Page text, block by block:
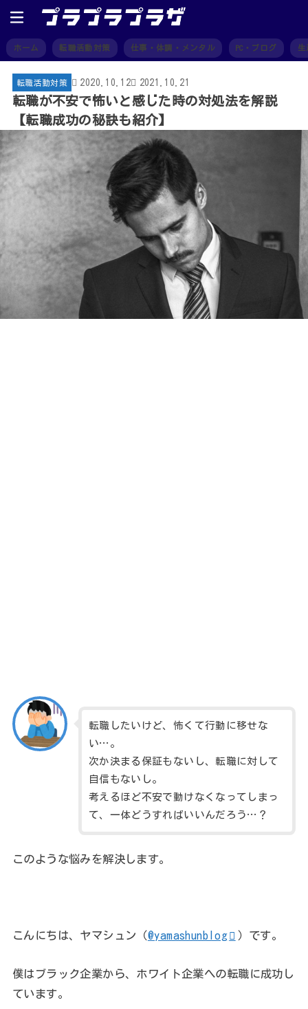
ホーム 転職活動対策 仕事・体調・メンタル PC・ブログ 生
転職活動対策 2020.10.12 2021.10.21
転職が不安で怖いと感じた時の対処法を解説
【転職成功の秘訣も紹介】
転職したいけど、怖くて行動に移せな
い…。
次か決まる保証もないし、転職に対して
自信もないし。
考えるほど不安で動けなくなってしまっ
て、一体どうすればいいんだろう…？
このような悩みを解決します。
こんにちは、ヤマシュン（@yamashunblog ）です。
僕はブラック企業から、ホワイト企業への転職に成功し
ています。